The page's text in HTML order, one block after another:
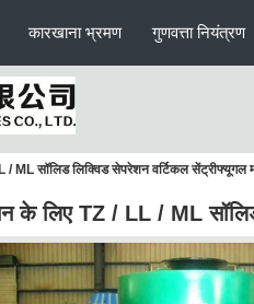
कारखाना भ्रमण गुणवत्ता नियंत्रण
ML सॉलिड लिक्विड सेपरेशन वर्टिकल सेंट्रीफ्यूगल
के लिए TZ / LL / ML